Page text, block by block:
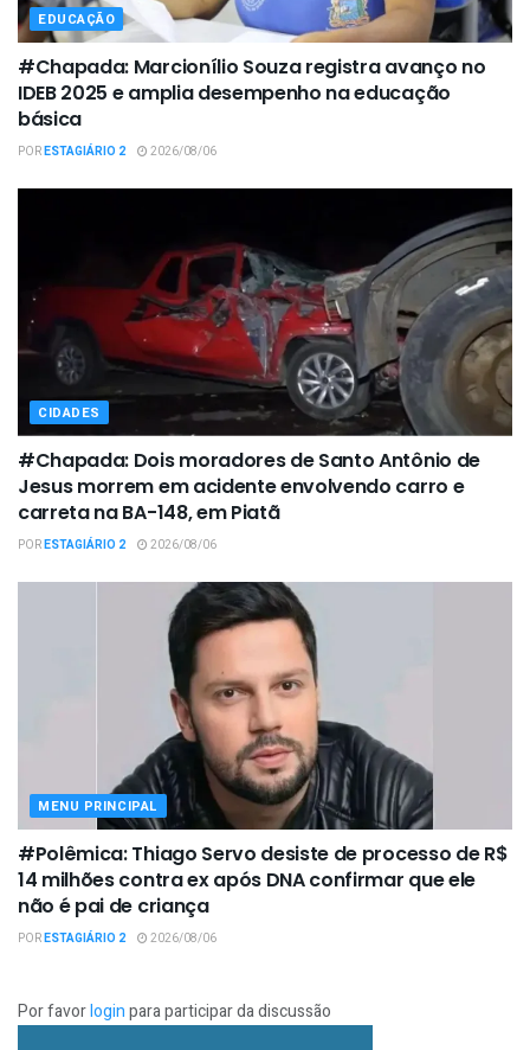
EDUCAÇÃO
#Chapada: Marcionílio Souza registra avanço no
IDEB 2025 e amplia desempenho na educação
básica
PORESTAGIÁRIO 2 2026/08/06
CIDADES
#Chapada: Dois moradores de Santo Antônio de
Jesus morrem em acidente envolvendo carro e
carreta na BA-148, em Piatã
PORESTAGIÁRIO 2 2026/08/06
MENU PRINCIPAL
#Polêmica: Thiago Servo desiste de processo de R$
14 milhões contra ex após DNA confirmar que ele
não é pai de criança
PORESTAGIÁRIO 2 2026/08/06
Por favorloginpara participar da discussão